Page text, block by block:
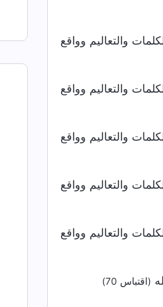
والتعاليم وواقع
والتعاليم وواقع
والتعاليم وواقع
والتعاليم وواقع
والتعاليم وواقع
(اقتباس 70)